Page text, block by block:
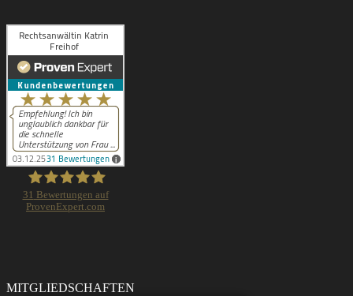
31 Bewertungen auf
ProvenExpert.com
MITGLIEDSCHAFTEN